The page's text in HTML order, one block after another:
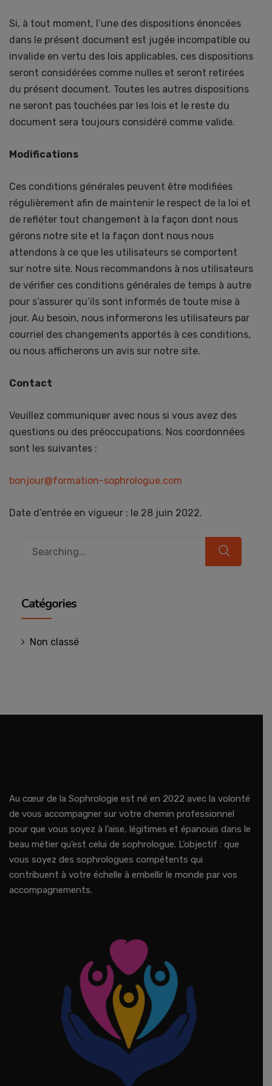
Si, à tout moment, l’une des dispositions énoncées
dans le présent document est jugée incompatible ou
invalide en vertu des lois applicables, ces dispositions
seront considérées comme nulles et seront retirées
du présent document. Toutes les autres dispositions
ne seront pas touchées par les lois et le reste du
document sera toujours considéré comme valide.
Modifications
Ces conditions générales peuvent être modifiées
régulièrement afin de maintenir le respect de la loi et
de refléter tout changement à la façon dont nous
gérons notre site et la façon dont nous nous
attendons à ce que les utilisateurs se comportent
sur notre site. Nous recommandons à nos utilisateurs
de vérifier ces conditions générales de temps à autre
pour s’assurer qu’ils sont informés de toute mise à
jour. Au besoin, nous informerons les utilisateurs par
courriel des changements apportés à ces conditions,
ou nous afficherons un avis sur notre site.
Contact
Veuillez communiquer avec nous si vous avez des
questions ou des préoccupations. Nos coordonnées
sont les suivantes :
bonjour@formation-sophrologue.com
Date d’entrée en vigueur : le 28 juin 2022.
Catégories
Non classé
Au cœur de la Sophrologie est né en 2022 avec la volonté
de vous accompagner sur votre chemin professionnel
pour que vous soyez à l’aise, légitimes et épanouis dans le
beau métier qu’est celui de sophrologue. L’objectif : que
vous soyez des sophrologues compétents qui
contribuent à votre échelle à embellir le monde par vos
accompagnements.